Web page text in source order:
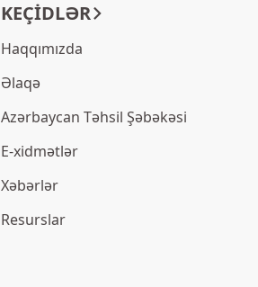
KEÇIDLƏR
Haqqımızda
Əlaqə
Azərbaycan Təhsil Şəbəkəsi
E-xidmətlər
Xəbərlər
Resurslar